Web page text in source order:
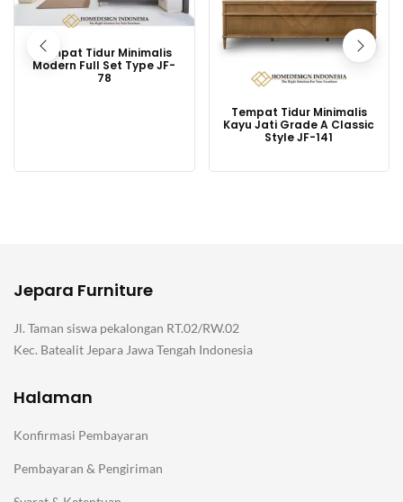
Tempat Tidur Minimalis
Modern Full Set Type JF-
78
Tempat Tidur Minimalis
Kayu Jati Grade A Classic
Style JF-141
Jepara Furniture
Jl. Taman siswa pekalongan RT.02/RW.02
Kec. Batealit Jepara Jawa Tengah Indonesia
Halaman
Konfirmasi Pembayaran
Pembayaran & Pengiriman